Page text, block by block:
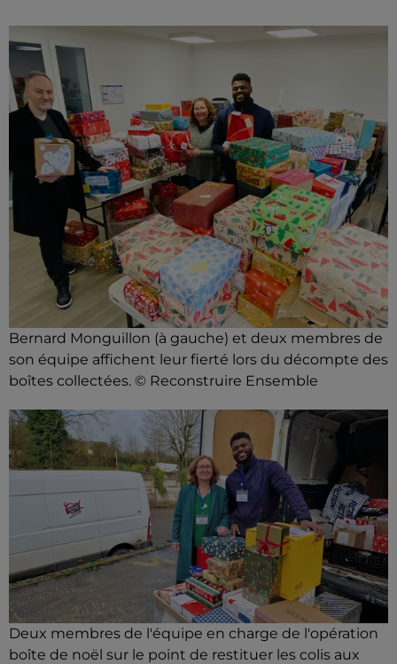
Bernard Monguillon (à gauche) et deux membres de
son équipe affichent leur fierté lors du décompte des
boîtes collectées. © Reconstruire Ensemble
Deux membres de l'équipe en charge de l'opération
boîte de noël sur le point de restituer les colis aux